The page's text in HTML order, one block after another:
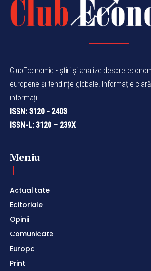
ClubEconomic - știri și analize despre
europene și tendințe globale. Informație
informați.
ISSN: 3120 - 2403
ISSN-L: 3120 – 239X
Meniu
Actualitate
Editoriale
Opinii
Comunicate
Europa
Print